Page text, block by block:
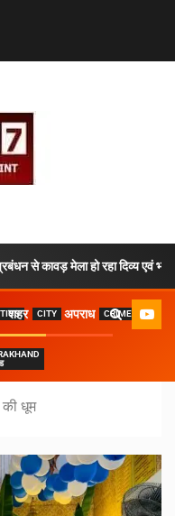
से कावड़ मेला हो रहा दिव्य एवं भव्य
शहर CITY अपराध CRIME
की धूम